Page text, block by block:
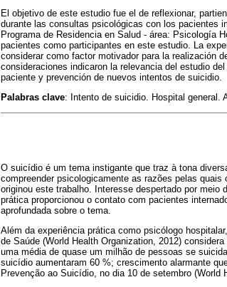
El objetivo de este estudio fue el de reflexionar,
durante las consultas psicológicas con los pacientes
Programa de Residencia en Salud - área: Psicología
pacientes como participantes en este estudio. La
considerar como factor motivador para la realización
consideraciones indicaron la relevancia del estudio
paciente y prevención de nuevos intentos de suicidio.
Palabras clave: Intento de suicidio. Hospital general.
O suicídio é um tema instigante que traz à tona
compreender psicologicamente as razões pelas
originou este trabalho. Interesse despertado por meio
prática proporcionou o contato com pacientes
aprofundada sobre o tema.
Além da experiência prática como psicólogo
de Saúde (World Health Organization, 2012)
uma média de quase um milhão de pessoas se
suicídio aumentaram 60 %; crescimento alarmante
Prevenção ao Suicídio, no dia 10 de setembro (World